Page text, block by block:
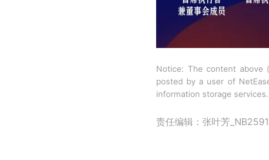
Notice: The content above
posted by a user of
information storage services.
责任编辑：张叶芳